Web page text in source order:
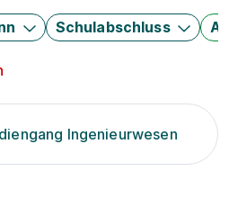
Schulabschluss
Ingenieurwesen